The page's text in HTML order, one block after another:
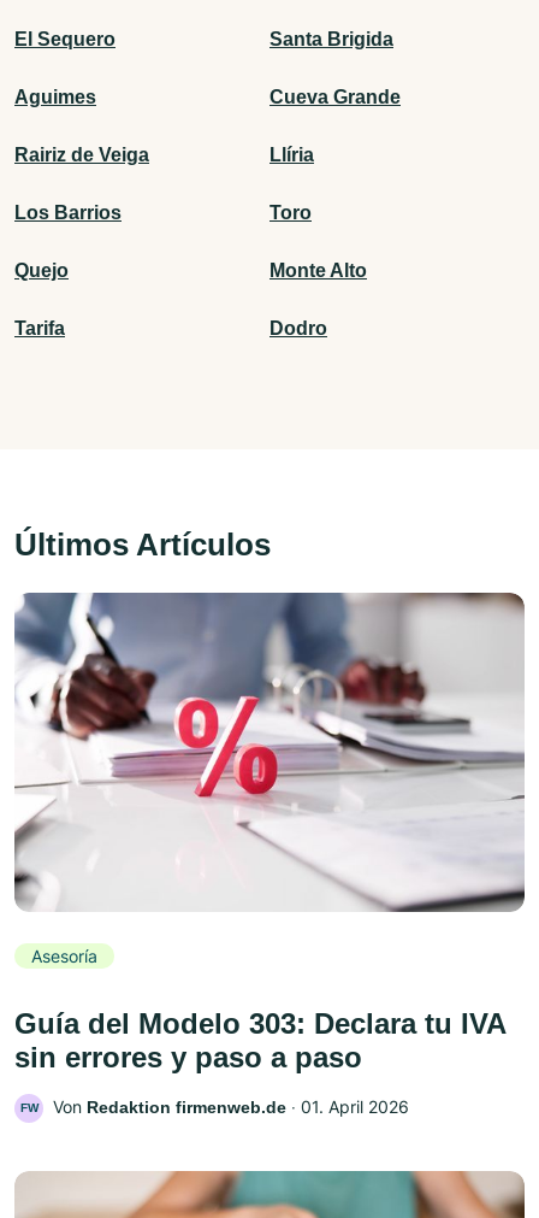
El Sequero Santa Brigida
Aguimes Cueva Grande
Rairiz de Veiga Llíria
Los Barrios Toro
Quejo Monte Alto
Tarifa Dodro
Últimos Artículos
Asesoría
Guía del Modelo 303: Declara tu IVA
sin errores y paso a paso
FW Von Redaktion firmenweb.de ‧ 01. April 2026